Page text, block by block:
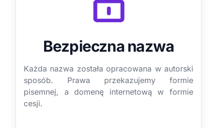
Bezpieczna nazwa
Każda nazwa została opracowana w autorski
sposób. Prawa przekazujemy formie
pisemnej, a domenę internetową w formie
cesji.